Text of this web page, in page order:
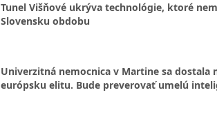
Tunel Višňové ukrýva technológie, ktoré
Slovensku obdobu
Univerzitná nemocnica v Martine sa dostala
európsku elitu. Bude preverovať umelú